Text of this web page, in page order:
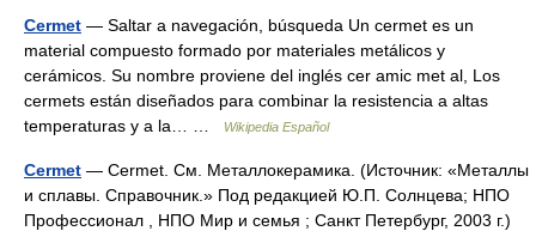
Cermet — Saltar a navegación, búsqueda Un cermet es un
material compuesto formado por materiales metálicos y
cerámicos. Su nombre proviene del inglés cer amic met al, Los
cermets están diseñados para combinar la resistencia a altas
temperaturas y a la… …
Wikipedia Español
Cermet — Cermet. См. Металлокерамика. (Источник: «Металлы
и сплавы. Справочник.» Под редакцией Ю.П. Солнцева; НПО
Профессионал , НПО Мир и семья ; Санкт Петербург, 2003 г.)